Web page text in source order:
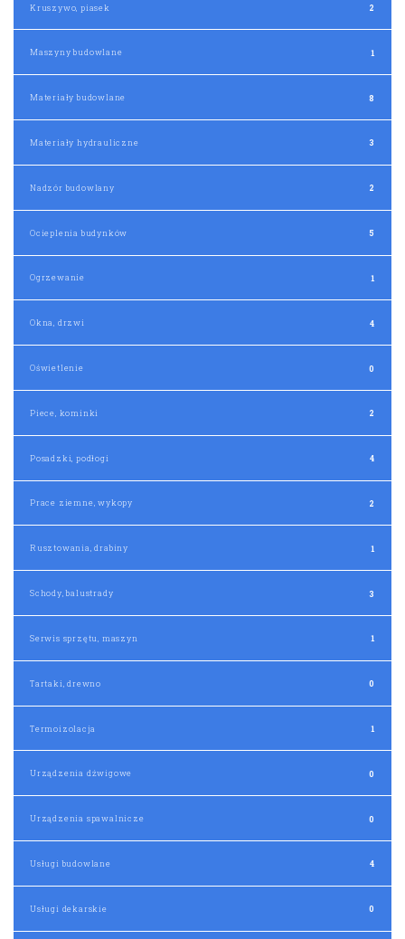
Kruszywo, piasek 2
Maszyny budowlane 1
Materiały budowlane 8
Materiały hydrauliczne 3
Nadzór budowlany 2
Ocieplenia budynków 5
Ogrzewanie 1
Okna, drzwi 4
Oświetlenie 0
Piece, kominki 2
Posadzki, podłogi 4
Prace ziemne, wykopy 2
Rusztowania, drabiny 1
Schody, balustrady 3
Serwis sprzętu, maszyn 1
Tartaki, drewno 0
Termoizolacja 1
Urządzenia dźwigowe 0
Urządzenia spawalnicze 0
Usługi budowlane 4
Usługi dekarskie 0